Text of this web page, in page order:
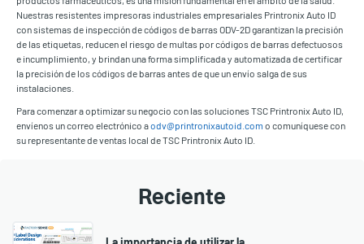
Nuestras resistentes impresoras industriales empresariales Printronix Auto ID
con sistemas de inspección de códigos de barras ODV-2D garantizan la precisión
de las etiquetas, reducen el riesgo de multas por códigos de barras defectuosos
e incumplimiento, y brindan una forma simplificada y automatizada de certificar
la precisión de los códigos de barras antes de que un envío salga de sus
instalaciones.
Para comenzar a optimizar su negocio con las soluciones TSC Printronix Auto ID,
envíenos un correo electrónico aodv@printronixautoid.com o comuníquese con
su representante de ventas local de TSC Printronix Auto ID.
Reciente